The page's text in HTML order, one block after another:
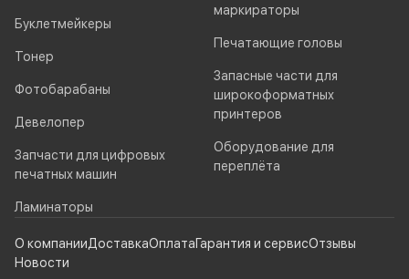
Буклетмейкеры
Тонер
Фотобарабаны
Девелопер
Запчасти для цифровых
печатных машин
Ламинаторы
маркираторы
Печатающие головы
Запасные части для
широкоформатных
принтеров
Оборудование для
переплёта
О компанииДоставкаОплатаГарантия и сервисОтзывы
Новости